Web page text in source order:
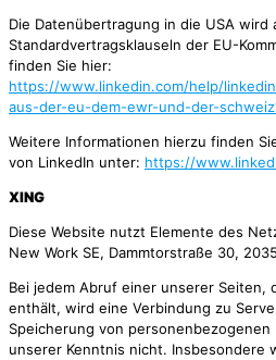
Die Datenübertragung in die USA wird
Standardvertragsklauseln der EU-
finden Sie hier:
https://www.linkedin.com/help/
aus-der-eu-dem-ewr-und-der-
Weitere Informationen hierzu finden
von LinkedIn unter: https://
XING
Diese Website nutzt Elemente des
New Work SE, Dammtorstraße 30,
Bei jedem Abruf einer unserer Seiten,
enthält, wird eine Verbindung zu
Speicherung von
unserer Kenntnis nicht. Insbesondere